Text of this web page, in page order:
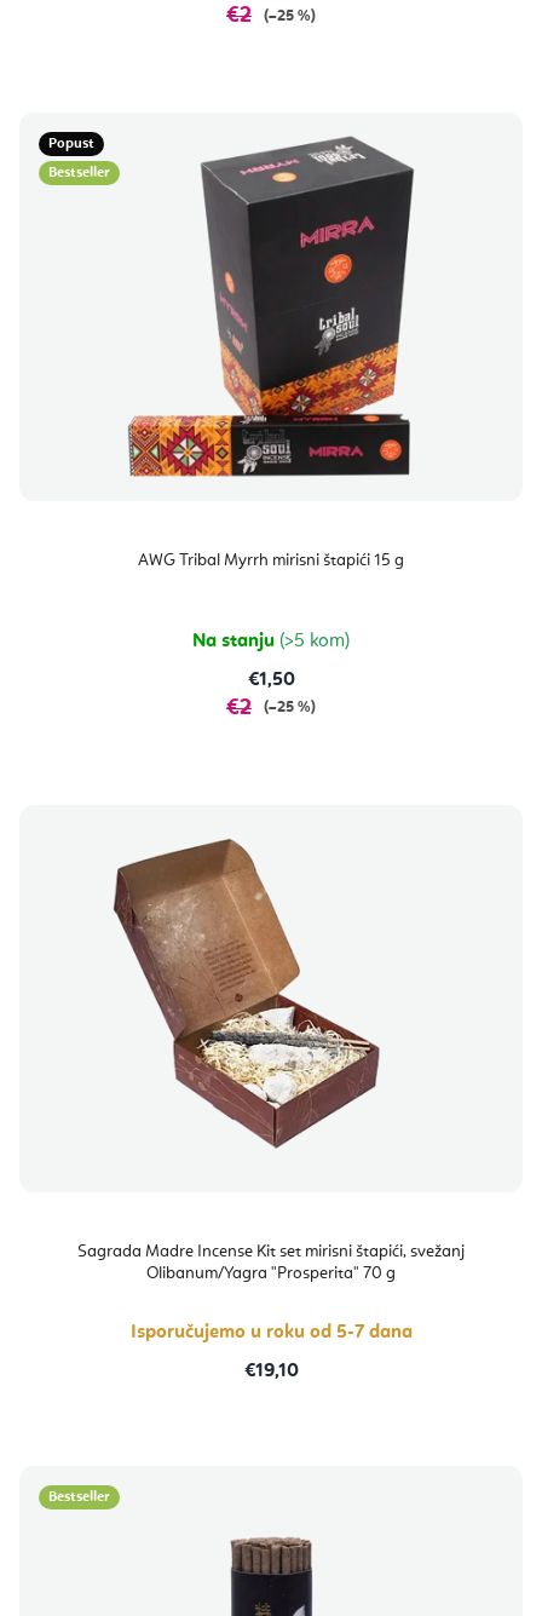
€2 (–25 %)
Popust
Bestseller
AWG Tribal Myrrh mirisni štapići 15 g
Na stanju (>5 kom)
€1,50
€2 (–25 %)
Sagrada Madre Incense Kit set mirisni štapići, svežanj
Olibanum/Yagra "Prosperita" 70 g
Isporučujemo u roku od 5-7 dana
€19,10
Bestseller